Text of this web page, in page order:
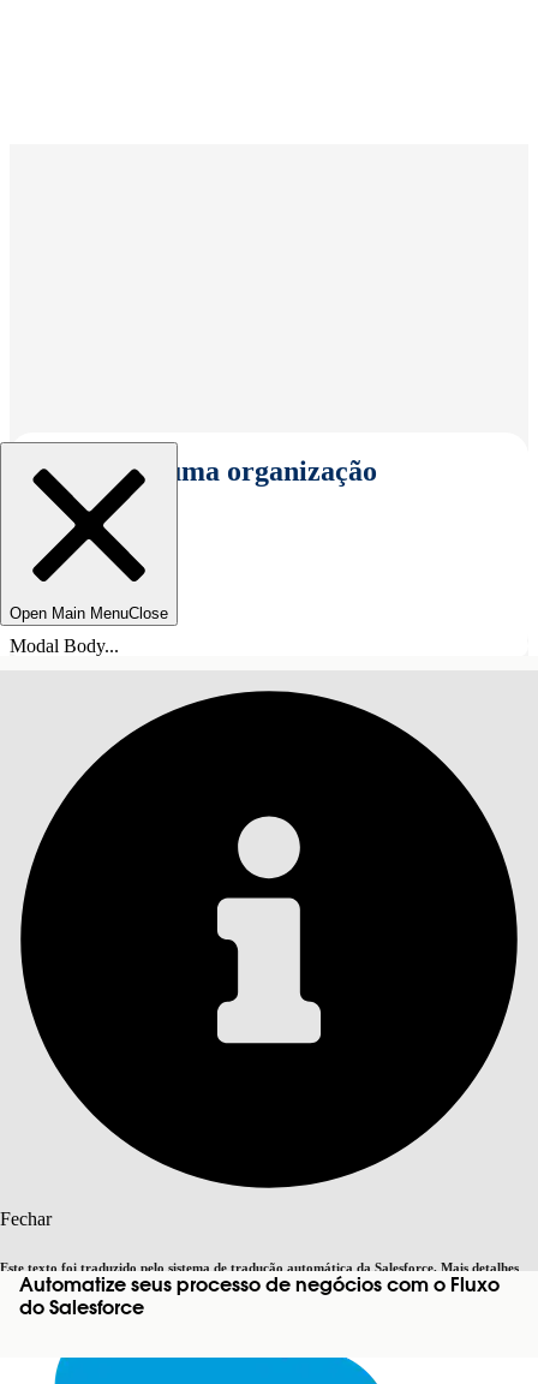
Selecionar uma organização
Open Main MenuClose
Modal Body...
Fechar
Este texto foi traduzido pelo sistema de tradução automática da Salesforce. Mais detalhes
aqui. Alternar para inglês Agora não
Automatize seus processo de negócios com o Fluxo
do Salesforce
ÍNDICE
Pesquisar